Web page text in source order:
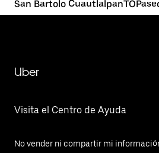
San Bartolo
Uber
Visita el Centro de Ayuda
No vender ni compartir mi